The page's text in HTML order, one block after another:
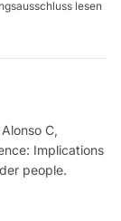
lesen
C,
Implications
people.